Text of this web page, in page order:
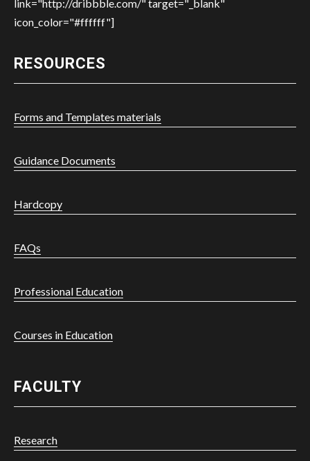
link="http://dribbble.com/" target="_blank"
icon_color="#ffffff"]
RESOURCES
Forms and Templates materials
Guidance Documents
Hardcopy
FAQs
Professional Education
Courses in Education
FACULTY
Research